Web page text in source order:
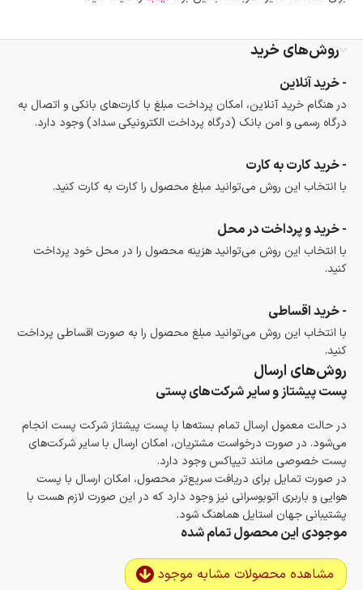
روش‌های خرید
- خرید آنلاین
در هنگام خرید آنلاین، امکان پرداخت مبلغ با کارت‌های بانکی و اتصال به
درگاه رسمی و امن بانک (درگاه پرداخت الکترونیکی سداد) وجود دارد.
- خرید کارت به کارت
با انتخاب این روش می‌توانید مبلغ محصول را کارت به کارت کنید.
- خرید و پرداخت در محل
با انتخاب این روش می‌توانید هزینه محصول را در محل خود پرداخت
کنید.
- خرید اقساطی
با انتخاب این روش می‌توانید مبلغ محصول را به صورت اقساطی پرداخت
کنید.
روش‌های ارسال
پست پیشتاز و سایر شرکت‌های پستی
در حالت معمول ارسال تمام بسته‌ها با پست پیشتاز شرکت پست انجام
می‌شود. در صورت درخواست مشتریان، امکان ارسال با سایر شرکت‌های
پست خصوصی مانند تیپاکس وجود دارد.
در صورت تمایل برای دریافت سریع‌تر محصول، امکان ارسال با پست
هوایی و باربری اتوبوسرانی نیز وجود دارد که در این صورت لازم هست با
پشتیبانی جهان استایل هماهنگ شود.
موجودی این محصول تمام شده
مشاهده محصولات مشابه موجود